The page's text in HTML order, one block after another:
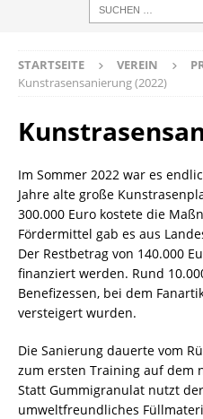
STARTSEITE VEREIN
Kunstrasensanierung (2022)
Im Sommer 2022 war es
Jahre alte große
300.000 Euro kostete die
Fördermittel gab es aus
Der Restbetrag von 140.000
finanziert werden. Rund
Benefizessen, bei dem
versteigert wurden.
Die Sanierung dauerte vom
zum ersten Training auf dem
Statt Gummigranulat nutzt
umweltfreundliches